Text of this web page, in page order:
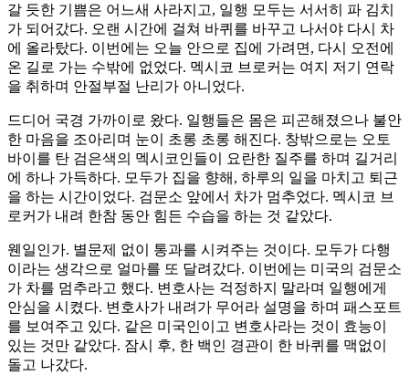
갈 듯한 기쁨은 어느새 사라지고, 일행 모두는 서서히 파 김치
가 되어갔다. 오랜 시간에 걸쳐 바퀴를 바꾸고 나서야 다시 차
에 올라탔다. 이번에는 오늘 안으로 집에 가려면, 다시 오전에
온 길로 가는 수밖에 없었다. 멕시코 브로커는 여지 저기 연락
을 취하며 안절부절 난리가 아니었다.
드디어 국경 가까이로 왔다. 일행들은 몸은 피곤해졌으나 불안
한 마음을 조아리며 눈이 초롱 초롱 해진다. 창밖으로는 오토
바이를 탄 검은색의 멕시코인들이 요란한 질주를 하며 길거리
에 하나 가득하다. 모두가 집을 향해, 하루의 일을 마치고 퇴근
을 하는 시간이었다. 검문소 앞에서 차가 멈추었다. 멕시코 브
로커가 내려 한참 동안 힘든 수습을 하는 것 같았다.
웬일인가. 별문제 없이 통과를 시켜주는 것이다. 모두가 다행
이라는 생각으로 얼마를 또 달려갔다. 이번에는 미국의 검문소
가 차를 멈추라고 했다. 변호사는 걱정하지 말라며 일행에게
안심을 시켰다. 변호사가 내려가 무어라 설명을 하며 패스포트
를 보여주고 있다. 같은 미국인이고 변호사라는 것이 효능이
있는 것만 같았다. 잠시 후, 한 백인 경관이 한 바퀴를 맥없이
돌고 나갔다.